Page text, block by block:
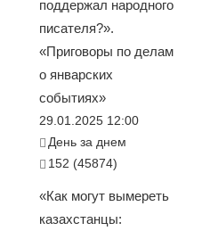
поддержал народного
писателя?».
«Приговоры по делам
о январских
событиях»
29.01.2025 12:00
День за днем
152 (45874)
«Как могут вымереть
казахстанцы: